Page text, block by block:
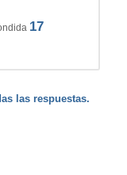
17
las respuestas.